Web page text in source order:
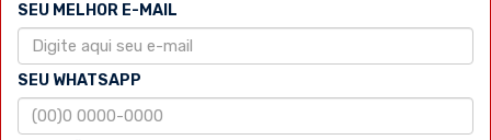
SEU MELHOR E-MAIL
SEU WHATSAPP